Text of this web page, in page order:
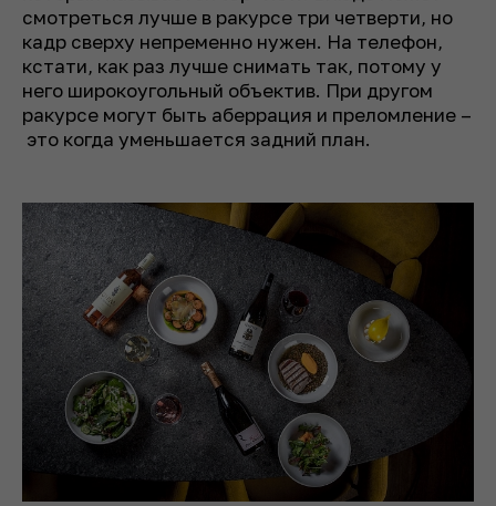
смотреться лучше в ракурсе три четверти, но
кадр сверху непременно нужен. На телефон,
кстати, как раз лучше снимать так, потому у
него широкоугольный объектив. При другом
ракурсе могут быть аберрация и преломление –
это когда уменьшается задний план.